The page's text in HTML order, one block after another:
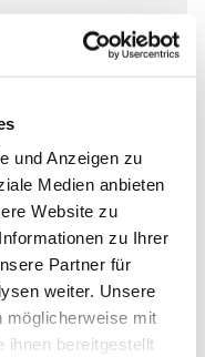
und Anzeigen zu
Medien anbieten
Website zu
zu Ihrer
Partner für
weiter. Unsere
möglicherweise mit
ihnen bereitgestellt
63,
101 10
und